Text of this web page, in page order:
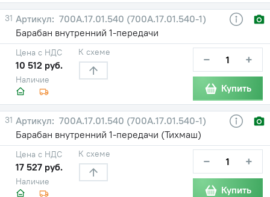
31
700А.17.01.540 (700А.17.01.540-1)
Барабан внутренний 1-передачи
Наличие
Цена с НДС
10 512 руб.
К схеме − +
Купить
31
700А.17.01.540 (700А.17.01.540-1)
Барабан внутренний 1-передачи (Тихмаш)
Наличие
Цена с НДС
17 527 руб.
К схеме − +
Купить